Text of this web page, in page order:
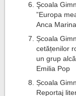
Şcoala
”Europa
Anca Marina
Școala
cetățenilor
un grup
Emilia Pop
Școala
Reportaj